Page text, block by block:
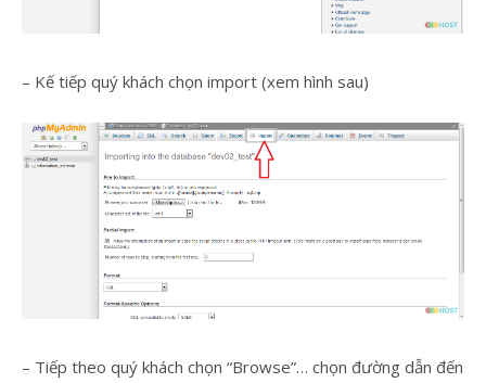
– Kế tiếp quý khách chọn import (xem hình sau)
– Tiếp theo quý khách chọn “Browse”… chọn đường dẫn đến